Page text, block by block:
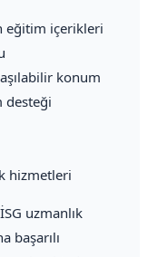
eğitim içerikleri
konum
desteği
hizmetleri
uzmanlık
başarılı